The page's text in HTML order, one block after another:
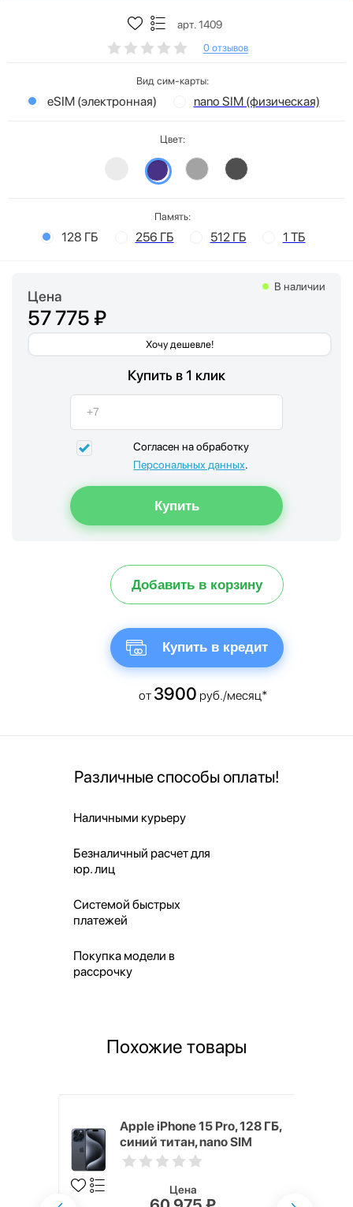
арт. 1409
0 отзывов
Вид сим-карты:
eSIM (электронная) nano SIM (физическая)
Цвет:
Память:
128 ГБ 256 ГБ 512 ГБ 1 ТБ
Цена
57 775 ₽
Хочу дешевле!
В наличии
Купить в 1 клик
Согласен на обработку
Персональных данных.
Добавить в корзину
Купить в кредит
от 3900 руб./месяц*
Различные способы оплаты!
Наличными курьеру
Безналичный расчет для
юр. лиц
Системой быстрых
платежей
Покупка модели в
рассрочку
Похожие товары
Apple iPhone 15 Pro, 128 ГБ,
синий титан, nano SIM
Цена